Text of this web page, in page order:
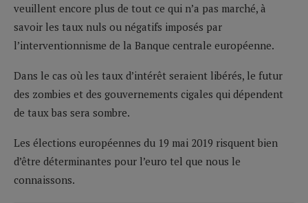
veuillent encore plus de tout ce qui n’a pas marché, à
savoir les taux nuls ou négatifs imposés par
l’interventionnisme de la Banque centrale européenne.
Dans le cas où les taux d’intérêt seraient libérés, le futur
des zombies et des gouvernements cigales qui dépendent
de taux bas sera sombre.
Les élections européennes du 19 mai 2019 risquent bien
d’être déterminantes pour l’euro tel que nous le
connaissons.